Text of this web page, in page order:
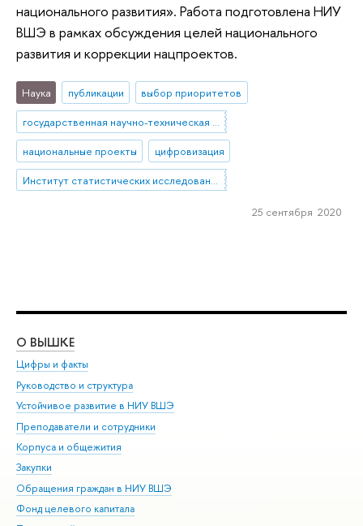
национального развития». Работа подготовлена НИУ
ВШЭ в рамках обсуждения целей национального
развития и коррекции нацпроектов.
Наука публикации
выбор приоритетов
государственная научно-техническая политика
национальные проекты
цифровизация
25 сентября 2020
О ВЫШКЕ
Цифры и факты
Руководство и структура
Устойчивое развитие в НИУ ВШЭ
Преподаватели и сотрудники
Корпуса и общежития
Закупки
Обращения граждан в НИУ ВШЭ
Фонд целевого капитала